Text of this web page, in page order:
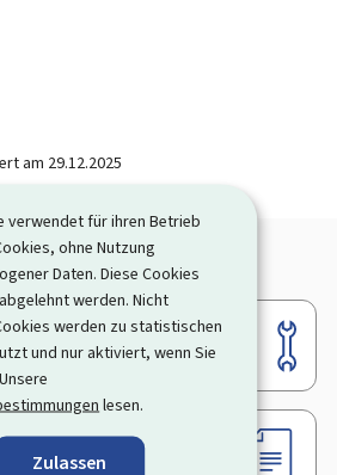
verwendet für ihren Betrieb
ohne Nutzung
Daten. Diese Cookies
werden. Nicht
werden zu statistischen
und nur aktiviert, wenn Sie
lesen.
Zulassen
am 29.12.2025
& Formulare